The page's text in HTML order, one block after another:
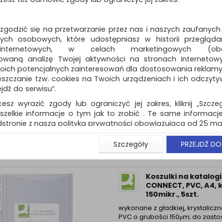
Standardowe
Koszulki na katalogi
PRODUCTS,
A4, krystal, 180mikr.
wykonane z gładkiej,
o grubości 180μm…
Dostępność: 3 dni
Koszulki na
CONNECT, PVC,
150mikr., 5szt.
wykonane z gładkiej,
PVC o grubości 150μm; do
się na przetwarzanie przez nas i naszych
osobowych, które udostępniasz w historii
w celach marketingowych
analizę Twojej aktywności na stronach
potencjalnych zainteresowań dla dostosowania
tzw. cookies na Twoich urządzeniach i ich
do serwisu”.
wyrazić zgody lub ograniczyć jej zakres, kliknij
informacje o tym jak to zrobić . Te same
z naszą polityką prywatności obowiązującą od 25
użytkowników zalogowanych, aby umożliwić
i związane z tym prawidłowe działanie naszej
np. wysłanie potwierdzenia zamówienia na
ważna jest Państwa wcześniejsza zgoda której
zgoda jest dobrowolna i można ją w dowolnym
(rozwiń)
Szczegóły PRZEJDŹ